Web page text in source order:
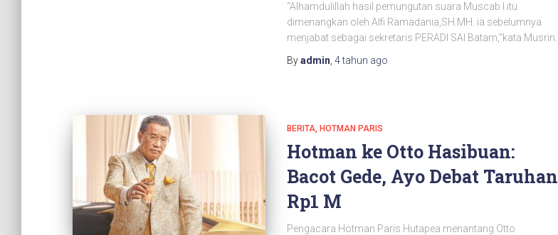
“Alhamdulillah hasil pemungutan suara Muscab I itu
dimenangkan oleh Alfi Ramadania,SH.MH. ia sebelumnya
menjabat sebagai sekretaris PERADI SAI Batam,”kata Musrin.
Byadmin 4 tahun ago
BERITA HOTMAN PARIS
Hotman ke Otto Hasibuan:
Bacot Gede, Ayo Debat Taruhan
Rp1 M
Pengacara Hotman Paris Hutapea menantang Otto